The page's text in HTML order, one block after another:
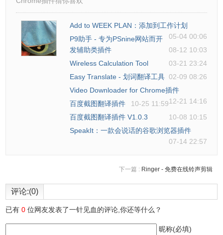
Add to WEEK PLAN：添加到工作计划
05-04 00:06
P9助手 - 专为PSnine网站而开
发辅助类插件
08-12 10:03
Wireless Calculation Tool
03-21 23:24
Easy Translate - 划词翻译工具 02-09 08:26
Video Downloader for Chrome插件
12-21 14:16
百度截图翻译插件
10-25 11:59
百度截图翻译插件 V1.0.3
10-08 10:15
SpeakIt：一款会说话的谷歌浏览器插件
07-14 22:57
下一篇 : Ringer - 免费在线铃声剪辑
评论:(0)
已有0 位网友发表了一针见血的评论,你还等什么？
昵称(必填)